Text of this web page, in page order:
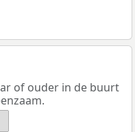
of ouder in de buurt